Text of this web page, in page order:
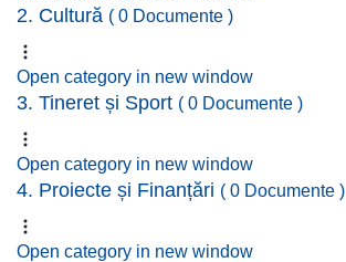
2. Cultură ( 0 Documente )
Open category in new window
3. Tineret și Sport ( 0 Documente )
Open category in new window
4. Proiecte și Finanțări ( 0 Documente )
Open category in new window